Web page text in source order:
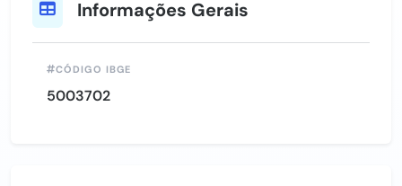
Informações Gerais
CÓDIGO IBGE
5003702